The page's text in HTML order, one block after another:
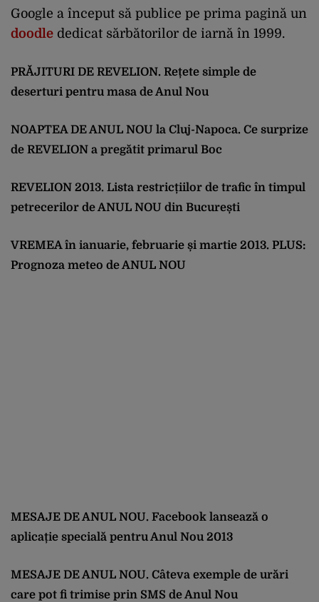
Google a început să publice pe prima pagină un
doodle dedicat sărbătorilor de iarnă în 1999.
PRĂJITURI DE REVELION. Rețete simple de
deserturi pentru masa de Anul Nou
NOAPTEA DE ANUL NOU la Cluj-Napoca. Ce surprize
de REVELION a pregătit primarul Boc
REVELION 2013. Lista restricțiilor de trafic în timpul
petrecerilor de ANUL NOU din București
VREMEA în ianuarie, februarie și martie 2013. PLUS:
Prognoza meteo de ANUL NOU
MESAJE DE ANUL NOU. Facebook lansează o
aplicație specială pentru Anul Nou 2013
MESAJE DE ANUL NOU. Câteva exemple de urări
care pot fi trimise prin SMS de Anul Nou